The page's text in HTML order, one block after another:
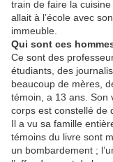
train de faire la
allait à l’école avec
immeuble.
Qui sont ces
Ce sont des
étudiants, des
beaucoup de mères,
témoin, a 13 ans. Son
corps est constellé de
Il a vu sa famille
témoins du livre sont
un bombardement ;